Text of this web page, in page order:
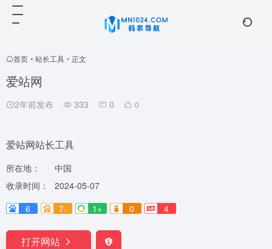
首页 • 站长工具 • 正文
爱站网
2年前发布 333 0 0
爱站网站长工具
所在地：
中国
收录时间：
2024-05-07
6
7- 1+ 0 4
打开网站